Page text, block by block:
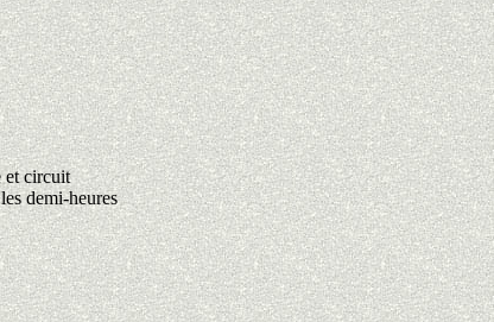
et circuit
demi-heures